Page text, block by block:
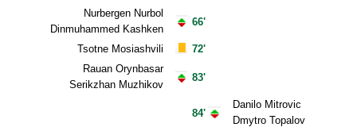
Nurbergen Nurbol
Dinmuhammed Kashken
Tsotne Mosiashvili
Rauan Orynbasar
Serikzhan Muzhikov
66'
72'
83'
84'
Danilo Mitrovic
Dmytro Topalov